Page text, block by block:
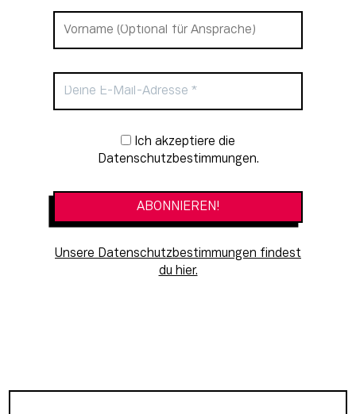
Newsletter-Anmeldung
Datenschutzbestimmungen.
Unsere Datenschutzbestimmungen findest
du hier.